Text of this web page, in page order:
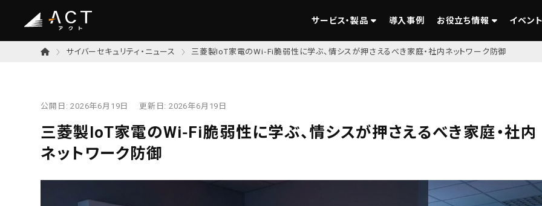
サービス・製品 導入事例 お役立ち情報 イベン
サイバーセキュリティ・ニュース 三菱製IoT家電のWi‑Fi脆弱性に学ぶ、情シスが押さえるべき家庭・社内ネットワーク防御
公開日:2026年6月19日 更新日: 2026年6月19日
三菱製IoT家電のWi‑Fi脆弱性に学ぶ、情シスが押さえるべき家庭・社内
ネットワーク防御